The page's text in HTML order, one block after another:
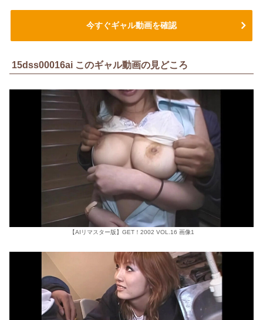
今すぐギャル動画を確認
15dss00016ai このギャル動画の見どころ
【AIリマスター版】GET！2002 VOL.16 画像1